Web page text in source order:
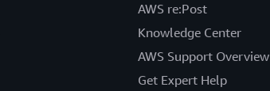
AWS re:Post
Knowledge Center
AWS Support Overview
Get Expert Help